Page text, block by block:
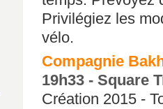
Privilégiez les
vélo.
Compagnie
19h33 - Square
Création 2015 -